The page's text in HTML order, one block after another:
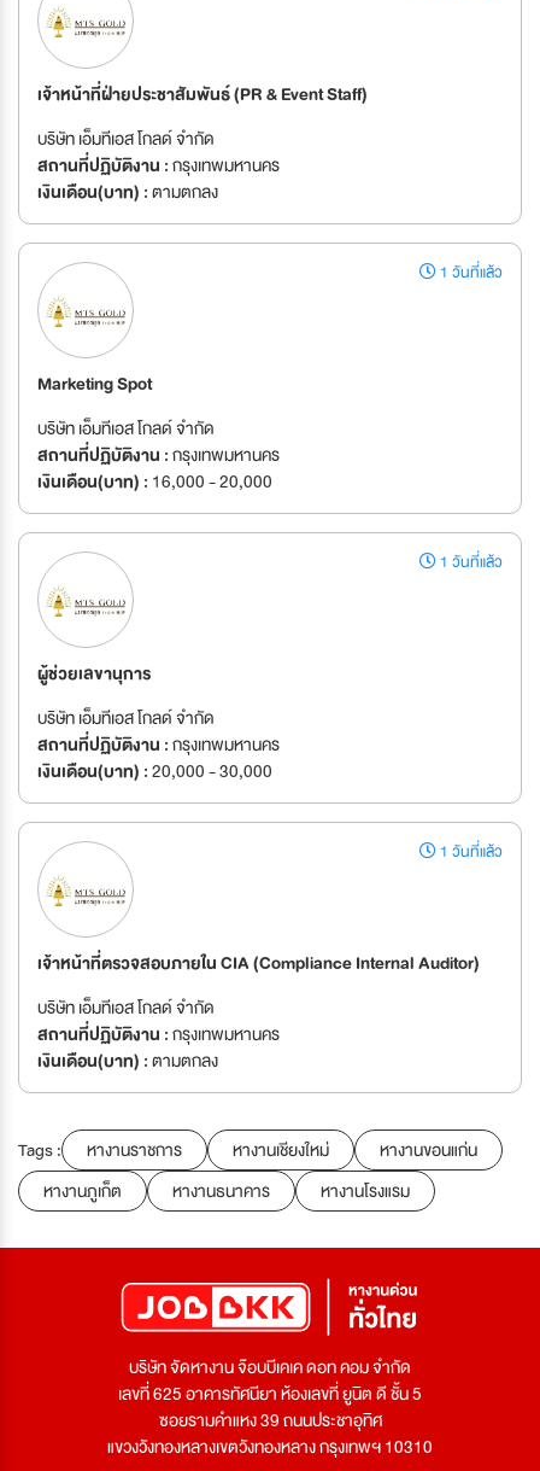
เจ้าหน้าที่ฝ่ายประชาสัมพันธ์ (PR & Event Staff)
บริษัท เอ็มทีเอส โกลด์ จำกัด
สถานที่ปฏิบัติงาน :กรุงเทพมหานคร
เงินเดือน(บาท) :ตามตกลง
1 วันที่แล้ว
Marketing Spot
บริษัท เอ็มทีเอส โกลด์ จำกัด
สถานที่ปฏิบัติงาน :กรุงเทพมหานคร
เงินเดือน(บาท) : 16,000 - 20,000
1 วันที่แล้ว
ผู้ช่วยเลขานุการ
บริษัท เอ็มทีเอส โกลด์ จำกัด
สถานที่ปฏิบัติงาน :กรุงเทพมหานคร
เงินเดือน(บาท) :20,000 - 30,000
1 วันที่แล้ว
เจ้าหน้าที่ตรวจสอบภายใน CIA (Compliance Internal Auditor)
บริษัท เอ็มทีเอส โกลด์ จำกัด
สถานที่ปฏิบัติงาน :กรุงเทพมหานคร
เงินเดือน(บาท) :ตามตกลง
Tags : หางานราชการ หางานเชียงใหม่
หางานขอนแก่น
หางานภูเก็ต
หางานธนาคาร หางานโรงแรม
บริษัท จัดหางาน จ๊อบบีเคเค ดอท คอม จำกัด
เลขที่ 625 อาคารทัศนียา ห้องเลขที่ ยูนิต ดี ชั้น 5
ซอยรามคำแหง 39 ถนนประชาอุทิศ
แขวงวังทองหลางเขตวังทองหลาง กรุงเทพฯ 10310